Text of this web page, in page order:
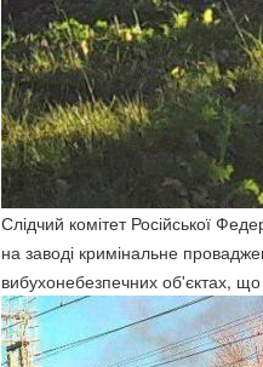
Слідчий комітет Російської
на заводі кримінальне
вибухонебезпечних об'єктах,